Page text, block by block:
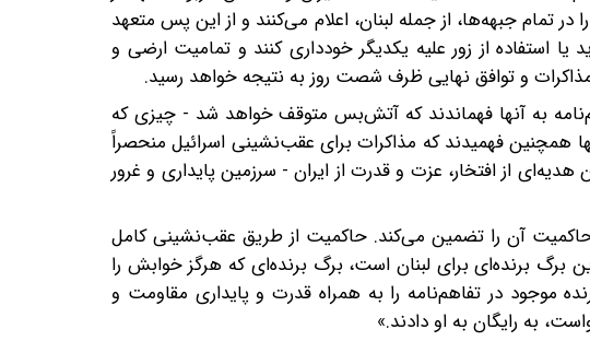
تمام جبهه‌ها، از جمله لبنان، اعلام می‌کنند و از این پس متعهد
استفاده از زور علیه یکدیگر خودداری کنند و تمامیت ارضی و
و توافق نهایی ظرف شصت روز به نتیجه خواهد رسید.
به آنها فهماندند که آتش‌بس متوقف خواهد شد - چیزی که
همچنین فهمیدند که مذاکرات برای عقب‌نشینی اسرائیل منحصراً
از افتخار، عزت و قدرت از ایران - سرزمین پایداری و غرور
و حاکمیت آن را تضمین می‌کند. حاکمیت از طریق عقب‌نشینی کامل
برنده‌ای برای لبنان است، برگ برنده‌ای که هرگز خوابش را
موجود در تفاهم‌نامه را به همراه قدرت و پایداری مقاومت و
به رایگان به او دادند.»